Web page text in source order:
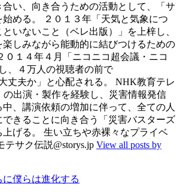
い、向き合うための活動として、「サ
める。 ２０１３年「天気と気象につ
いないこと（ベレ出版）」を上梓し、
しみながら能動的に結びつけるための
０１４年４月「ニコニコ超会議・ニコ
、４万人の視聴者の前で
丈夫か」と心配される。 NHK教育テレ
の出演・製作を経験し、災害情報発信
、講演依頼の増加に伴って、全ての人
きることに向き合う「災害バスターズ
げる。 生い立ちや赤裸々なプライベ
サク伝説@storys.jp View all posts by
僕らは進化する